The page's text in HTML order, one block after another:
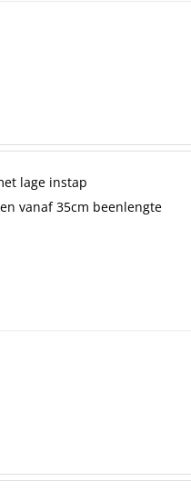
lage instap
vanaf 35cm beenlengte